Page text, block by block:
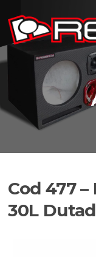
para
conteúdo
Cod 477
30L